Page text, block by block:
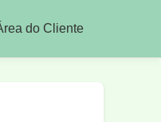
do Cliente